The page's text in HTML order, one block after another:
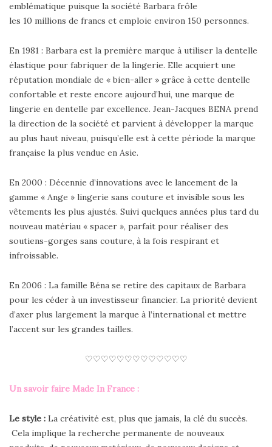
emblématique puisque la société Barbara frôle
les 10 millions de francs et emploie environ 150 personnes.
En 1981 : Barbara est la première marque à utiliser la dentelle
élastique pour fabriquer de la lingerie. Elle acquiert une
réputation mondiale de « bien-aller » grâce à cette dentelle
confortable et reste encore aujourd’hui, une marque de
lingerie en dentelle par excellence. Jean-Jacques BENA prend
la direction de la société et parvient à développer la marque
au plus haut niveau, puisqu’elle est à cette période la marque
française la plus vendue en Asie.
En 2000 : Décennie d’innovations avec le lancement de la
gamme « Ange » lingerie sans couture et invisible sous les
vêtements les plus ajustés. Suivi quelques années plus tard du
nouveau matériau « spacer », parfait pour réaliser des
soutiens-gorges sans couture, à la fois respirant et
infroissable.
En 2006 : La famille Béna se retire des capitaux de Barbara
pour les céder à un investisseur financier. La priorité devient
d’axer plus largement la marque à l’international et mettre
l’accent sur les grandes tailles.
♡♡♡♡♡♡♡♡♡♡♡♡♡
Un savoir faire Made In France :
Le style : La créativité est, plus que jamais, la clé du succès.
Cela implique la recherche permanente de nouveaux